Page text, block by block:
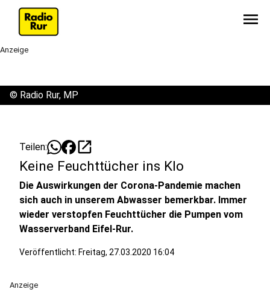
menu
Anzeige
© Radio Rur, MP
Teilen: open_in_new
Keine Feuchttücher ins Klo
Die Auswirkungen der Corona-Pandemie machen
sich auch in unserem Abwasser bemerkbar. Immer
wieder verstopfen Feuchttücher die Pumpen vom
Wasserverband Eifel-Rur.
Veröffentlicht: Freitag, 27.03.2020 16:04
Anzeige